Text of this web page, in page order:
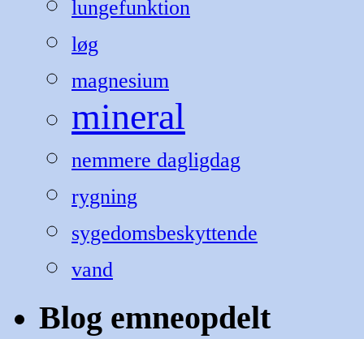
lungefunktion
løg
magnesium
mineral
nemmere dagligdag
rygning
sygedomsbeskyttende
vand
Blog emneopdelt